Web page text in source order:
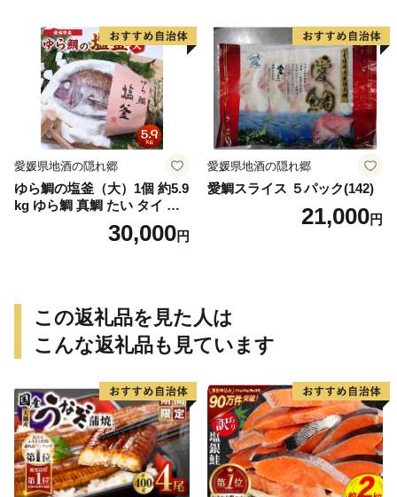
り寄せグルメ 愛知県 小牧市
送料無料
取り寄せグルメ 魚醤 ナンプ
ラー 愛知県 小牧市 冷凍 送料
無料
愛媛県地酒の隠れ郷
ゆら鯛の塩釜（大）1個 約5.9
kg ゆら鯛 真鯛 たい タイ 鯛
塩釜焼き 塩釜 魚 魚介類 海鮮
祝い事 お祝い ハレの日 食品
30,000円
愛媛県地酒の隠れ郷
愛鯛スライス ５パック(142)
21,000円
この返礼品を見た人は
こんな返礼品も見ています